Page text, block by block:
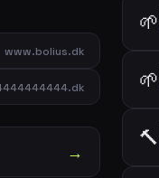
www.bolius.dk
→
🌱
🌱
🔨